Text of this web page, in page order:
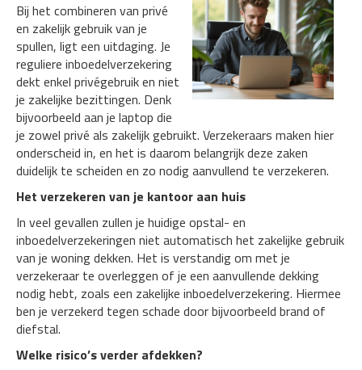
Bij het combineren van privé
en zakelijk gebruik van je
spullen, ligt een uitdaging. Je
reguliere inboedelverzekering
dekt enkel privégebruik en niet
je zakelijke bezittingen. Denk
bijvoorbeeld aan je laptop die
je zowel privé als zakelijk gebruikt. Verzekeraars maken hier
onderscheid in, en het is daarom belangrijk deze zaken
duidelijk te scheiden en zo nodig aanvullend te verzekeren.
Het verzekeren van je kantoor aan huis
In veel gevallen zullen je huidige opstal- en
inboedelverzekeringen niet automatisch het zakelijke gebruik
van je woning dekken. Het is verstandig om met je
verzekeraar te overleggen of je een aanvullende dekking
nodig hebt, zoals een zakelijke inboedelverzekering. Hiermee
ben je verzekerd tegen schade door bijvoorbeeld brand of
diefstal.
Welke risico’s verder afdekken?